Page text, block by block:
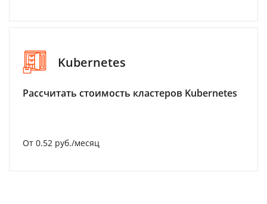
Kubernetes
Рассчитать стоимость кластеров Kubernetes
От 0.52 руб./месяц